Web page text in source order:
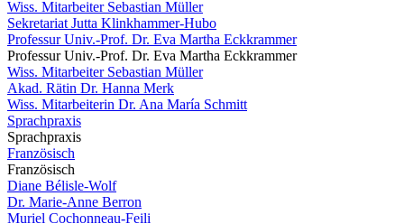
Wiss. Mitarbeiter Sebastian Müller
Sekretariat Jutta Klinkhammer-Hubo
Professur Univ.-Prof. Dr. Eva Martha Eckkrammer
Professur Univ.-Prof. Dr. Eva Martha Eckkrammer
Wiss. Mitarbeiter Sebastian Müller
Akad. Rätin Dr. Hanna Merk
Wiss. Mitarbeiterin Dr. Ana María Schmitt
Sprachpraxis
Sprachpraxis
Französisch
Französisch
Diane Bélisle-Wolf
Dr. Marie-Anne Berron
Muriel Cochonneau-Feili